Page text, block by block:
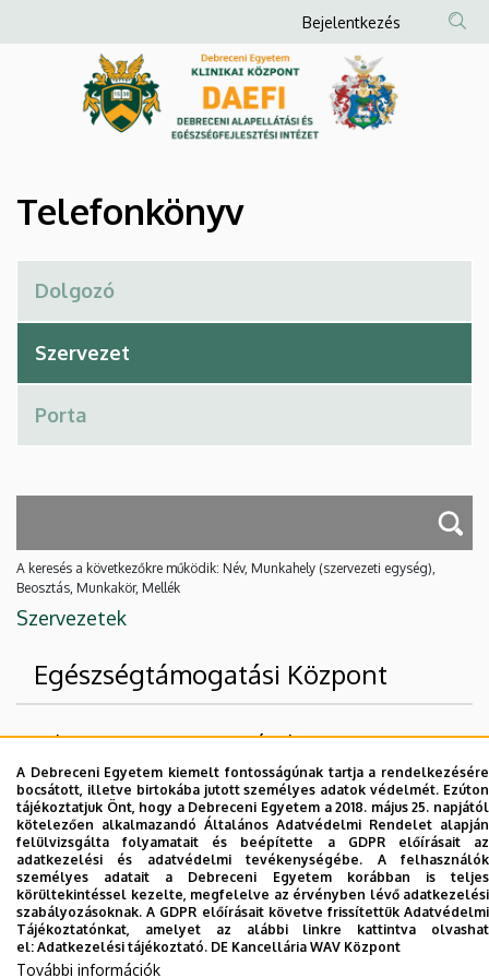
Debreceni
és
Egészségfejlesztési
Intézet
a
Anonim
Felhasználói
fiók
menüje
Bejelentkezés
Telefonkönyv
A keresés a következőkre működik: Név, Munkahely (szervezeti egység),
Beosztás, Munkakör, Mellék
Szervezetek
Egészségtámogatási Központ
Felettes szervezeti egységek
Debreceni Egyetem
Egészségtudományi Kar
Nincs találat.
Dolgozói adatmódosítás igénylése a DE
telefonkönyvében
A Debreceni Egyetem kiemelt fontosságúnak tartja a rendelkezésére
bocsátott, illetve birtokába jutott személyes adatok védelmét. Ezúton
tájékoztatjuk Önt, hogy a Debreceni Egyetem a 2018. május 25. napjától
kötelezően alkalmazandó Általános Adatvédelmi Rendelet alapján
felülvizsgálta folyamatait és beépítette a GDPR előírásait az
adatkezelési és adatvédelmi tevékenységébe. A felhasználók
személyes adatait a Debreceni Egyetem korábban is teljes
körültekintéssel kezelte, megfelelve az érvényben lévő adatkezelési
szabályozásoknak. A GDPR előírásait követve frissítettük Adatvédelmi
Tájékoztatónkat, amelyet az alábbi linkre kattintva olvashat
el: Adatkezelési tájékoztató. DE Kancellária WAV Központ
További információk